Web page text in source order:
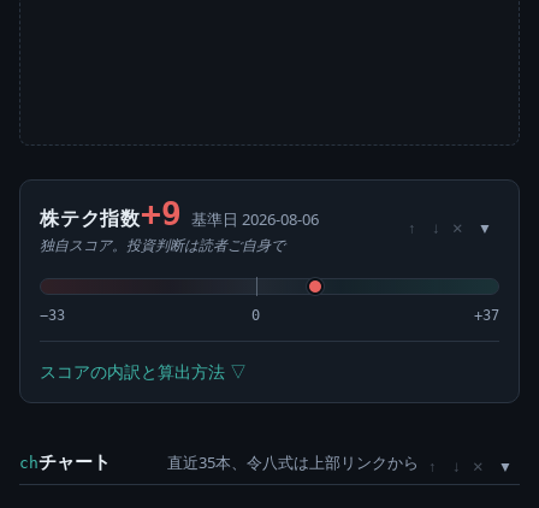
株テク指数+9 基準日 2026-08-06
独自スコア。投資判断は読者ご自身で
↑ ↓ ×
−33 0 +37
スコアの内訳と算出方法 ▽
chチャート 直近35本、令八式は上部リンクから ↑ ↓ ×